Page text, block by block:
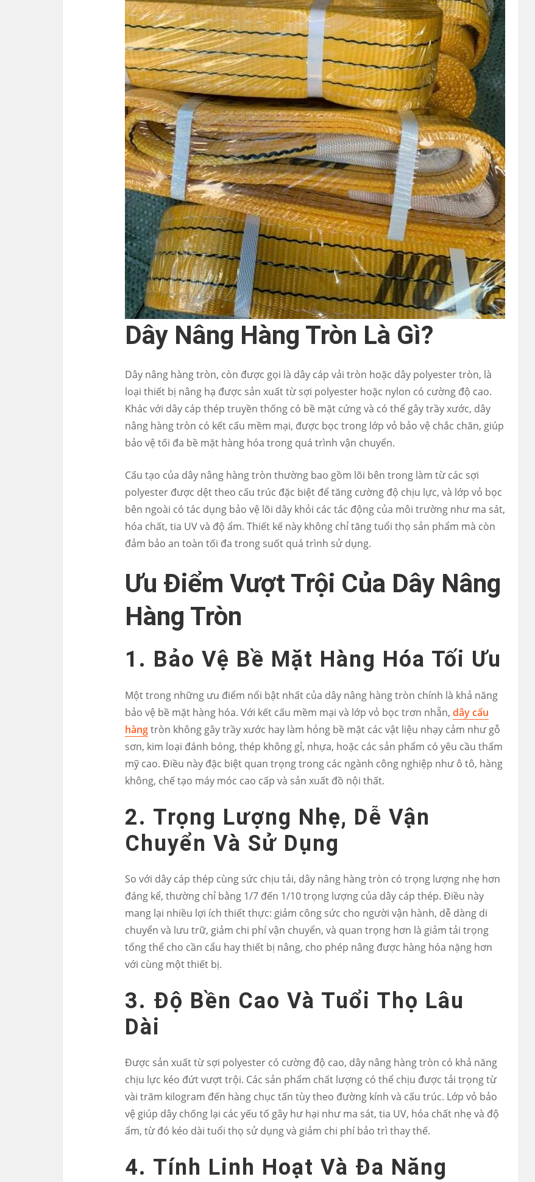
Dây Nâng Hàng Tròn Là Gì?
Dây nâng hàng tròn, còn được gọi là dây cáp vải tròn hoặc dây polyester tròn, là
loại thiết bị nâng hạ được sản xuất từ sợi polyester hoặc nylon có cường độ cao.
Khác với dây cáp thép truyền thống có bề mặt cứng và có thể gây trầy xước, dây
nâng hàng tròn có kết cấu mềm mại, được bọc trong lớp vỏ bảo vệ chắc chăn, giúp
bảo vệ tối đa bề mặt hàng hóa trong quá trình vận chuyển.
Cấu tạo của dây nâng hàng tròn thường bao gồm lõi bên trong làm từ các sợi
polyester được dệt theo cấu trúc đặc biệt để tăng cường độ chịu lực, và lớp vỏ bọc
bên ngoài có tác dụng bảo vệ lõi dây khỏi các tác động của môi trường như ma sát,
hóa chất, tia UV và độ ẩm. Thiết kế này không chỉ tăng tuổi thọ sản phẩm mà còn
đảm bảo an toàn tối đa trong suốt quá trình sử dụng.
Ưu Điểm Vượt Trội Của Dây Nâng
Hàng Tròn
1. Bảo Vệ Bề Mặt Hàng Hóa Tối Ưu
Một trong những ưu điểm nổi bật nhất của dây nâng hàng tròn chính là khả năng
bảo vệ bề mặt hàng hóa. Với kết cấu mềm mại và lớp vỏ bọc trơn nhẵn, dây cẩu
hàngtròn không gây trầy xước hay làm hỏng bề mặt các vật liệu nhạy cảm như gỗ
sơn, kim loại đánh bóng, thép không gỉ, nhựa, hoặc các sản phẩm có yêu cầu thẩm
mỹ cao. Điều này đặc biệt quan trọng trong các ngành công nghiệp như ô tô, hàng
không, chế tạo máy móc cao cấp và sản xuất đồ nội thất.
2. Trọng Lượng Nhẹ, Dễ Vận
Chuyển Và Sử Dụng
So với dây cáp thép cùng sức chịu tải, dây nâng hàng tròn có trọng lượng nhẹ hơn
đáng kể, thường chỉ bằng 1/7 đến 1/10 trọng lượng của dây cáp thép. Điều này
mang lại nhiều lợi ích thiết thực: giảm công sức cho người vận hành, dễ dàng di
chuyển và lưu trữ, giảm chi phí vận chuyển, và quan trọng hơn là giảm tải trọng
tổng thể cho cần cẩu hay thiết bị nâng, cho phép nâng được hàng hóa nặng hơn
với cùng một thiết bị.
3. Độ Bền Cao Và Tuổi Thọ Lâu
Dài
Được sản xuất từ sợi polyester có cường độ cao, dây nâng hàng tròn có khả năng
chịu lực kéo đứt vượt trội. Các sản phẩm chất lượng có thể chịu được tải trọng từ
vài trăm kilogram đến hàng chục tấn tùy theo đường kính và cấu trúc. Lớp vỏ bảo
vệ giúp dây chống lại các yếu tố gây hư hại như ma sát, tia UV, hóa chất nhẹ và độ
ẩm, từ đó kéo dài tuổi thọ sử dụng và giảm chi phí bảo trì thay thế.
4. Tính Linh Hoạt Và Đa Năng